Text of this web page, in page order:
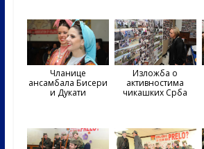
Чланице
ансамбала Бисери
и Дукати
Изложба о
активностима
чикашких Срба